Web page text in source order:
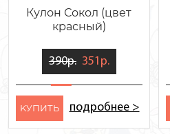
Кулон Сокол (цвет
красный)
390р. 351р.
KУПИТЬ подробнее >